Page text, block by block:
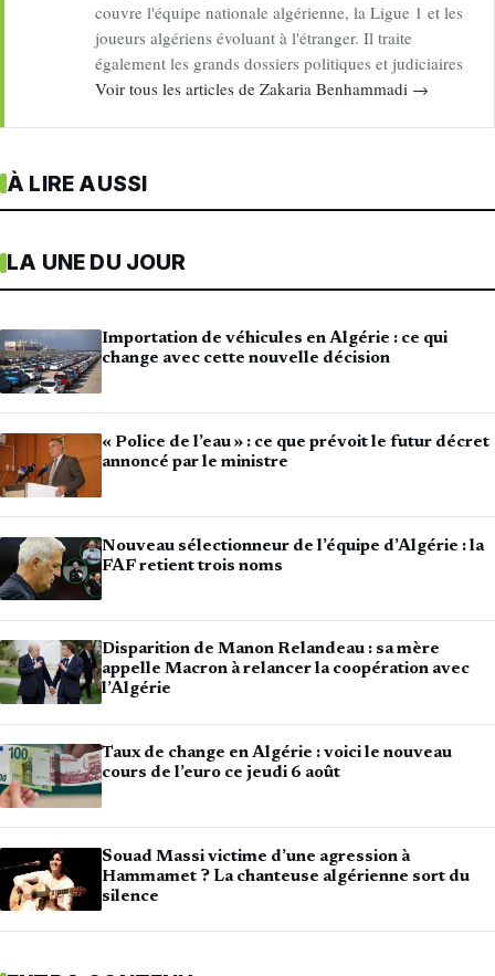
couvre l'équipe nationale algérienne, la Ligue 1 et les
joueurs algériens évoluant à l'étranger. Il traite
également les grands dossiers politiques et judiciaires
Voir tous les articles de Zakaria Benhammadi →
À LIRE AUSSI
LA UNE DU JOUR
Importation de véhicules en Algérie : ce qui
change avec cette nouvelle décision
« Police de l’eau » : ce que prévoit le futur décret
annoncé par le ministre
Nouveau sélectionneur de l’équipe d’Algérie : la
FAF retient trois noms
Disparition de Manon Relandeau : sa mère
appelle Macron à relancer la coopération avec
l’Algérie
Taux de change en Algérie : voici le nouveau
cours de l’euro ce jeudi 6 août
Souad Massi victime d’une agression à
Hammamet ? La chanteuse algérienne sort du
silence